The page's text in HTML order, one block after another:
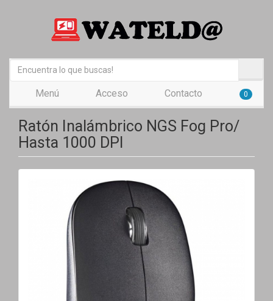
Menú Acceso Contacto 0
Ratón Inalámbrico NGS Fog Pro/
Hasta 1000 DPI